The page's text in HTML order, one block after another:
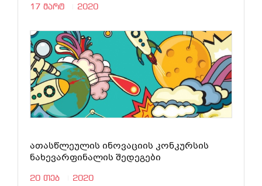
17 მარტ 2020
ათასწლეულის ინოვაციის კონკურსის
ნახევარფინალის შედეგები
20 თებ 2020